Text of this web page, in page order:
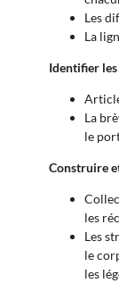
Les
La
Identifier
La
le
Construire
les
Les
le
les